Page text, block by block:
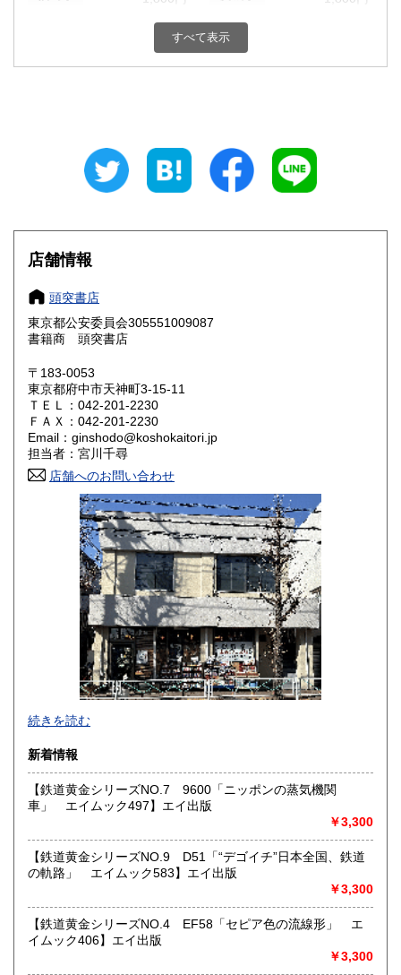
1,800円 群馬県
埼玉県 千葉県
1,800円 富山県
1,800円 福井県
1,800円 1,800円
岐阜県
愛知県
滋賀県
大阪府 1,800円
奈良県 1,800円
鳥取県
1,800円 広島県
1,800円 徳島県
1,800円 愛媛県
1,800円 福岡県
1,800円 長崎県
1,800円 大分県
宮崎県
沖縄県
すべて表示
店舗情報
頭突書店
東京都公安委員会305551009087
書籍商 頭突書店
〒183-0053
東京都府中市天神町3-15-11
ＴＥＬ：042-201-2230
ＦＡＸ：042-201-2230
Email：ginshodo@koshokaitori.jp
担当者：宮川千尋
店舗へのお問い合わせ
東京都では「銀装堂」として営業しております。
基本的には同じ書店となります。
★★ご質問、ご要望はご注文前にお問合せ下さい。★★
★★電話・FAXでの在庫、状態確認及びご注文には対応しま
せん。
すべての方にメールでのお問い合わせを御案内してい
★★メールでのお問い合わせは、用件のみの場合スパムメー
ルと判断して返信いたしません。お名前もお願いいたしま
沿線名：★★電話・FAXでの在庫、状態確認及びご注文には
対応しません。お電話を頂いてもすべての方にメールでのお
続きを読む
新着情報
【鉄道黄金シリーズNO.7 9600「ニッポンの蒸気機関
車」 エイムック497】エイ出版
￥3,300
【鉄道黄金シリーズNO.9 D51「“デゴイチ”日本全国、鉄道
の軌路」 エイムック583】エイ出版
￥3,300
【鉄道黄金シリーズNO.4 EF58「セピア色の流線形」 エ
イムック406】エイ出版
￥3,300